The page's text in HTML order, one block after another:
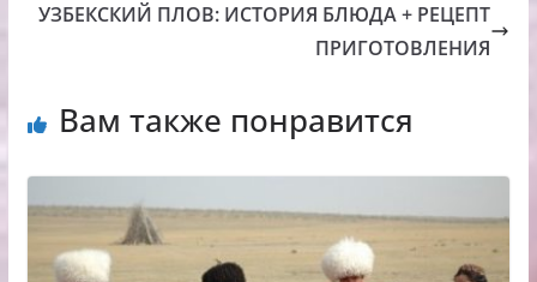
УЗБЕКСКИЙ ПЛОВ: ИСТОРИЯ БЛЮДА + РЕЦЕПТ
ПРИГОТОВЛЕНИЯ
Вам также понравится